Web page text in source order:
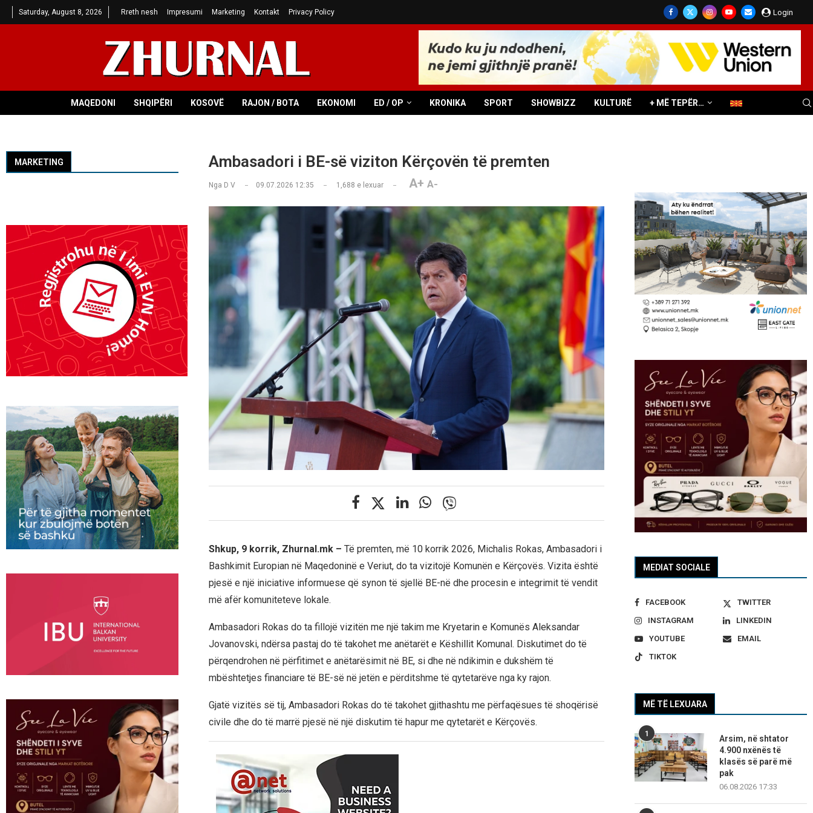
Saturday, August 8, 2026 Rreth nesh Impresumi Marketing Kontakt Privacy Policy Login
MAQEDONI SHQIPËRI KOSOVË RAJON / BOTA EKONOMI ED / OP KRONIKA SPORT SHOWBIZZ KULTURË + MË TEPËR…
Ambasadori i BE-së viziton Kërçovën të premten
Nga D V 09.07.2026 12:35 1,688 e lexuar A+ A-
Shkup, 9 korrik, Zhurnal.mk – Të premten, më 10 korrik 2026, Michalis Rokas, Ambasadori i
Bashkimit Europian në Maqedoninë e Veriut, do ta vizitojë Komunën e Kërçovës. Vizita është
pjesë e një iniciative informuese që synon të sjellë BE-në dhe procesin e integrimit të vendit
më afër komuniteteve lokale.
Ambasadori Rokas do ta fillojë vizitën me një takim me Kryetarin e Komunës Aleksandar
Jovanovski, ndërsa pastaj do të takohet me anëtarët e Këshillit Komunal. Diskutimet do të
përqendrohen në përfitimet e anëtarësimit në BE, si dhe në ndikimin e dukshëm të
mbështetjes financiare të BE-së në jetën e përditshme të qytetarëve nga ky rajon.
Gjatë vizitës së tij, Ambasadori Rokas do të takohet gjithashtu me përfaqësues të shoqërisë
civile dhe do të marrë pjesë në një diskutim të hapur me qytetarët e Kërçovës.
MEDIAT SOCIALE
FACEBOOK
TWITTER
INSTAGRAM
LINKEDIN
YOUTUBE
EMAIL
TIKTOK
MË TË LEXUARA
1
Arsim, në shtator
4.900 nxënës të
klasës së parë më
pak
06.08.2026 17:33
MARKETING